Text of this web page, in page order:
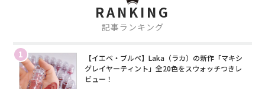
RANKING
記事ランキング
1
【イエベ・ブルベ】Laka（ラカ）の新作「マキシ
グレイヤーティント」全20色をスウォッチつきレ
ビュー！